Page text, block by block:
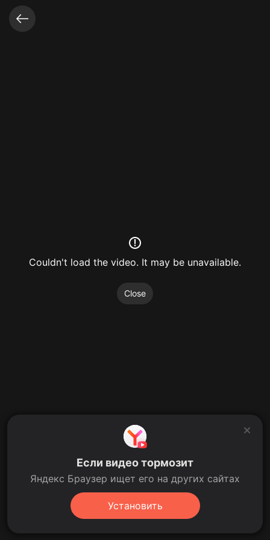
Video opened
Couldn't load the video. It may be unavailable.
Close
Если видео тормозит
Яндекс Браузер ищет его на других сайтах
Установить